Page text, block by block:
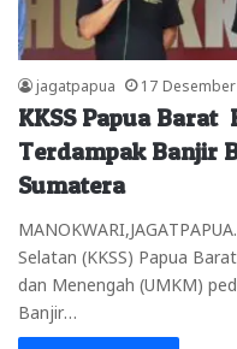
jagatpapua 17
KKSS Papua Barat
Terdampak Banjir
Sumatera
Selatan (KKSS) Papua
dan Menengah (UMKM)
Banjir…